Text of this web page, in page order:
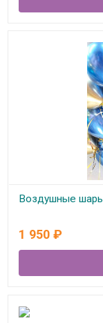
Воздушные
1 950 ₽